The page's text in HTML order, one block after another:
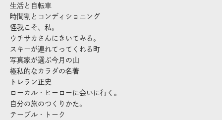
生活と自転車
時間割とコンディショニング
怪我こそ、私。
ウチサカさんにきいてみる。
スキーが連れてってくれる町
写真家が選ぶ今月の山
極私的なカラダの名著
トレラン正史
ローカル・ヒーローに会いに行く。
自分の旅のつくりかた。
テーブル・トーク